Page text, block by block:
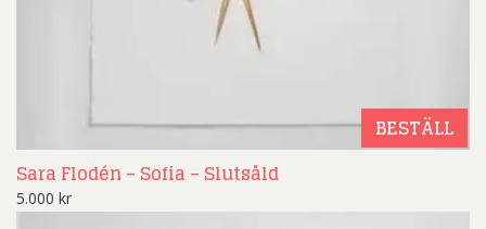
BESTÄLL
Sara Flodén – Sofia – Slutsåld
5.000 kr